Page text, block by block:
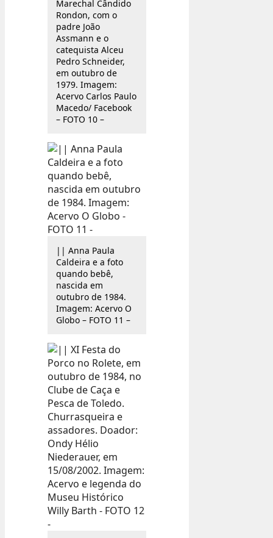
Marechal Cândido
Rondon, com o
padre João
Assmann e o
catequista Alceu
Pedro Schneider,
em outubro de
1979. Imagem:
Acervo Carlos Paulo
Macedo/ Facebook
– FOTO 10 –
|| Anna Paula
Caldeira e a foto
quando bebê,
nascida em
outubro de 1984.
Imagem: Acervo O
Globo – FOTO 11 –